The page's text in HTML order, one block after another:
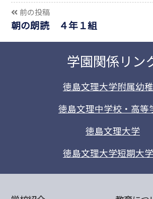
前の投稿
朝の朗読 ４年１組
学園関係リン
徳島文理大学附属幼
徳島文理中学校・高等
徳島文理大学
徳島文理大学短期大